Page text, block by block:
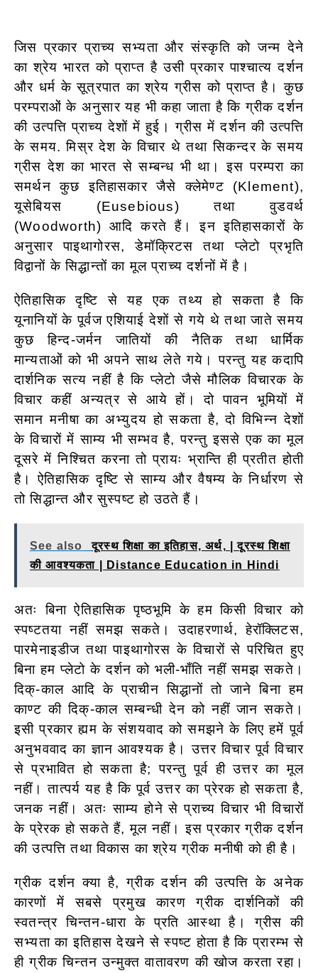
जिस प्रकार प्राच्य सभ्यता और संस्कृति को जन्म देने
का श्रेय भारत को प्राप्त है उसी प्रकार पाश्चात्य दर्शन
और धर्म के सूत्रपात का श्रेय ग्रीस को प्राप्त है। कुछ
परम्पराओं के अनुसार यह भी कहा जाता है कि ग्रीक दर्शन
की उत्पत्ति प्राच्य देशों में हुई। ग्रीस में दर्शन की उत्पत्ति
के समय. मिस्र देश के विचार थे तथा सिकन्दर के समय
ग्रीस देश का भारत से सम्बन्ध भी था। इस परम्परा का
समर्थन कुछ इतिहासकार जैसे क्लेमेण्ट (Klement),
यूसेबियस (Eusebious) तथा वुडवर्थ
(Woodworth) आदि करते हैं। इन इतिहासकारों के
अनुसार पाइथागोरस, डेमॉक्रिटस तथा प्लेटो प्रभृति
विद्वानों के सिद्धान्तों का मूल प्राच्य दर्शनों में है।
ऐतिहासिक दृष्टि से यह एक तथ्य हो सकता है कि
यूनानियों के पूर्वज एशियाई देशों से गये थे तथा जाते समय
कुछ हिन्द-जर्मन जातियों की नैतिक तथा धार्मिक
मान्यताओं को भी अपने साथ लेते गये। परन्तु यह कदापि
दार्शनिक सत्य नहीं है कि प्लेटो जैसे मौलिक विचारक के
विचार कहीं अन्यत्र से आये हों। दो पावन भूमियों में
समान मनीषा का अभ्युदय हो सकता है, दो विभिन्न देशों
के विचारों में साम्य भी सम्भव है, परन्तु इससे एक का मूल
दूसरे में निश्चित करना तो प्रायः भ्रान्ति ही प्रतीत होती
है। ऐतिहासिक दृष्टि से साम्य और वैषम्य के निर्धारण से
तो सिद्धान्त और सुस्पष्ट हो उठते हैं।
See also
दूरस्थ शिक्षा का इतिहास, अर्थ, | दूरस्थ शिक्षा
की आवश्यकता | Distance Education in Hindi
अतः बिना ऐतिहासिक पृष्ठभूमि के हम किसी विचार को
स्पष्टतया नहीं समझ सकते। उदाहरणार्थ, हेरॉक्लिटस,
पारमेनाइडीज तथा पाइथागोरस के विचारों से परिचित हुए
बिना हम प्लेटो के दर्शन को भली-भाँति नहीं समझ सकते।
दिक्-काल आदि के प्राचीन सिद्धानों तो जाने बिना हम
काण्ट की दिक्-काल सम्बन्धी देन को नहीं जान सकते।
इसी प्रकार ह्यम के संशयवाद को समझने के लिए हमें पूर्व
अनुभववाद का ज्ञान आवश्यक है। उत्तर विचार पूर्व विचार
से प्रभावित हो सकता है; परन्तु पूर्व ही उत्तर का मूल
नहीं। तात्पर्य यह है कि पूर्व उत्तर का प्रेरक हो सकता है,
जनक नहीं। अतः साम्य होने से प्राच्य विचार भी विचारों
के प्रेरक हो सकते हैं, मूल नहीं। इस प्रकार ग्रीक दर्शन
की उत्पत्ति तथा विकास का श्रेय ग्रीक मनीषी को ही है।
ग्रीक दर्शन क्या है, ग्रीक दर्शन की उत्पत्ति के अनेक
कारणों में सबसे प्रमुख कारण ग्रीक दार्शनिकों की
स्वतन्त्र चिन्तन-धारा के प्रति आस्था है। ग्रीस की
सभ्यता का इतिहास देखने से स्पष्ट होता है कि प्रारम्भ से
ही ग्रीक चिन्तन उन्मुक्त वातावरण की खोज करता रहा।